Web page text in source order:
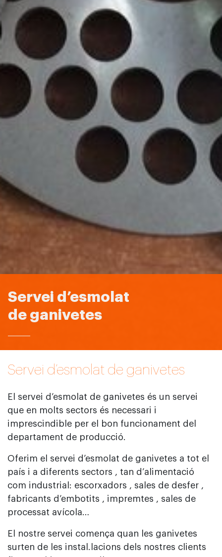
Servei d’esmolat
de ganivetes
Servei d’esmolat de ganivetes
El servei d’esmolat de ganivetes és un servei
que en molts sectors és necessari i
imprescindible per el bon funcionament del
departament de producció.
Oferim el servei d’esmolat de ganivetes a tot el
país i a diferents sectors , tan d’alimentació
com industrial: escorxadors , sales de desfer ,
fabricants d’embotits , impremtes , sales de
processat avícola…
El nostre servei comença quan les ganivetes
surten de les instal.lacions dels nostres clients